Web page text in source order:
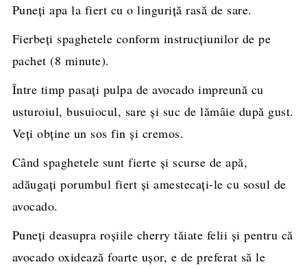
Puneţi apa la fiert cu o linguriţă rasă de sare.
Fierbeţi spaghetele conform instrucţiunilor de pe
pachet (8 minute).
Între timp pasaţi pulpa de avocado impreună cu
usturoiul, busuiocul, sare şi suc de lămâie după gust.
Veţi obţine un sos fin şi cremos.
Când spaghetele sunt fierte şi scurse de apă,
adăugaţi porumbul fiert şi amestecaţi-le cu sosul de
avocado.
Puneţi deasupra roşiile cherry tăiate felii şi pentru că
avocado oxidează foarte uşor, e de preferat să le